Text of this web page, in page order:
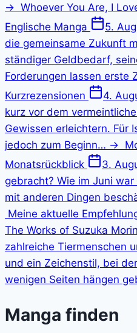
→ Whoever You Are, I
Englische Manga 5.
die gemeinsame Zukunft
ständiger Geldbedarf,
Forderungen lassen erste
Kurzrezensionen
4.
kurz vor dem
Gewissen erleichtern. Für
jedoch zum Beginn… →
Monatsrückblick
3.
gebracht? Wie im Juni
mit anderen Dingen
Meine aktuelle
The Works of Suzuka
zahlreiche Tiermenschen
und ein Zeichenstil, bei
wenigen Seiten hängen
Manga finden